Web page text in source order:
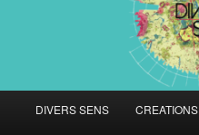
principal
DIVERS SENS CREATIONS